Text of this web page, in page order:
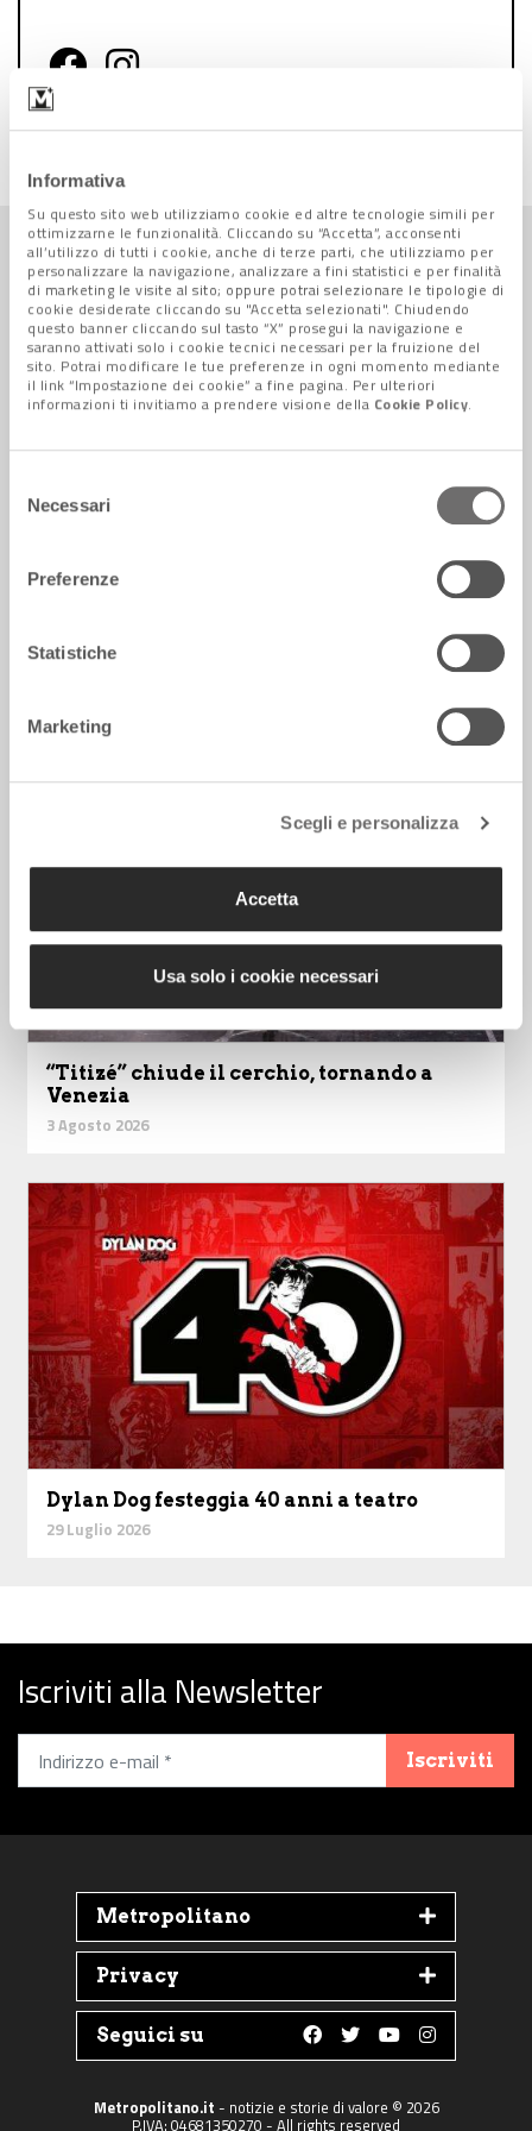
Informativa
Su questo sito web utilizziamo cookie ed altre tecnologie simili per
ottimizzarne le funzionalità. Cliccando su “Accetta”, acconsenti
all’utilizzo di tutti i cookie, anche di terze parti, che utilizziamo per
personalizzare la navigazione, analizzare a fini statistici e per finalità
di marketing le visite al sito; oppure potrai selezionare le tipologie di
cookie desiderate cliccando su "Accetta selezionati". Chiudendo
questo banner cliccando sul tasto “X” prosegui la navigazione e
saranno attivati solo i cookie tecnici necessari per la fruizione del
sito. Potrai modificare le tue preferenze in ogni momento mediante
il link “Impostazione dei cookie” a fine pagina. Per ulteriori
informazioni ti invitiamo a prendere visione della Cookie Policy.
delNecessari
Preferenze
Statistiche
Marketing
Scegli e personalizza
Accetta
Usa solo i cookie necessari
Follow us on Facebook
Follow us on Instagram
Arte e Cultura + TUTTE LE NEWS
Marilyn, 64 anni dopo: il mito vive
“Titizé” chiude il cerchio, tornando a
Venezia
3 Agosto 2026
Dylan Dog festeggia 40 anni a teatro
29 Luglio 2026
Iscriviti alla Newsletter
Iscriviti
Metropolitano
Privacy
Seguici su
Follow us on
Follow us on
Follow us on
Follow us
Metropolitano.it - notizie e storie di valore © 2026
P.IVA: 04681350270 - All rights reserved